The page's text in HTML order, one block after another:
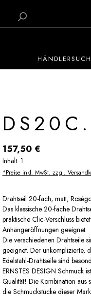
Regulärer Preis:
157,50 €
Inhalt: 1
*Preise inkl. MwSt. zzgl.
Drahtseil 20-fach, matt,
Das klassische 20-fache
praktische Clic-Verschluss
Anhängeröffnungen geeignet.
Die verschiedenen Drahtseile
geeignet. Der unkomplizierte,
Edelstahl-Drahtseile sind
ERNSTES DESIGN Schmuck
Qualität! Die Kombination aus
die Schmuckstücke dieser